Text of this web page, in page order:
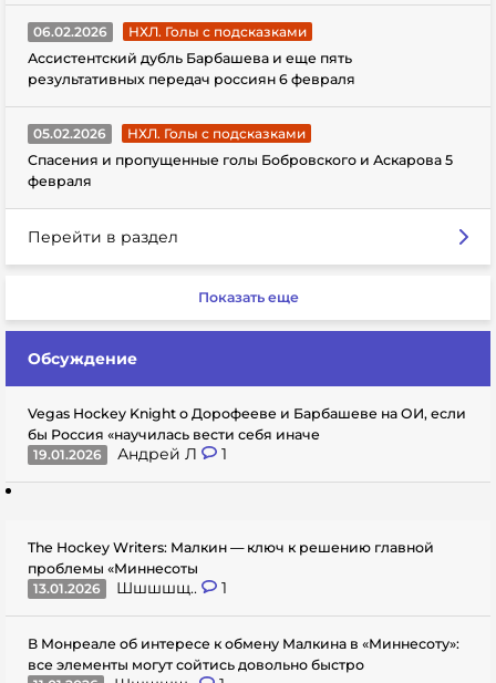
06.02.2026
НХЛ. Голы с подсказками
Ассистентский дубль Барбашева и еще пять
результативных передач россиян 6 февраля
05.02.2026
НХЛ. Голы с подсказками
Спасения и пропущенные голы Бобровского и Аскарова 5
февраля
Перейти в раздел
Показать еще
Обсуждение
Vegas Hockey Knight о Дорофееве и Барбашеве на ОИ, если
бы Россия «научилась вести себя иначе
19.01.2026
Андрей Л 1
The Hockey Writers: Малкин — ключ к решению главной
проблемы «Миннесоты
13.01.2026
Шшшшщ.. 1
В Монреале об интересе к обмену Малкина в «Миннесоту»:
все элементы могут сойтись довольно быстро